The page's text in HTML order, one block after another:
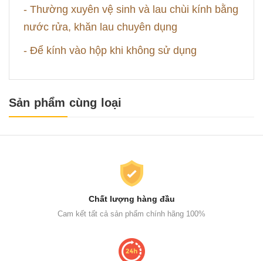
- Thường xuyên vệ sinh và lau chùi kính bằng
nước rửa, khăn lau chuyên dụng
- Để kính vào hộp khi không sử dụng
Sản phẩm cùng loại
Chất lượng hàng đầu
Cam kết tất cả sản phẩm chính hãng 100%